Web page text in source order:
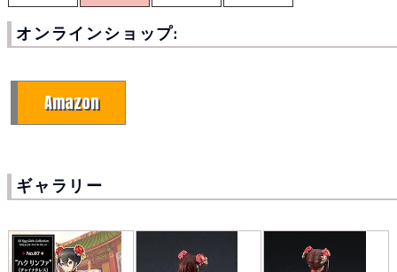
オンラインショップ:
Amazon
ギャラリー